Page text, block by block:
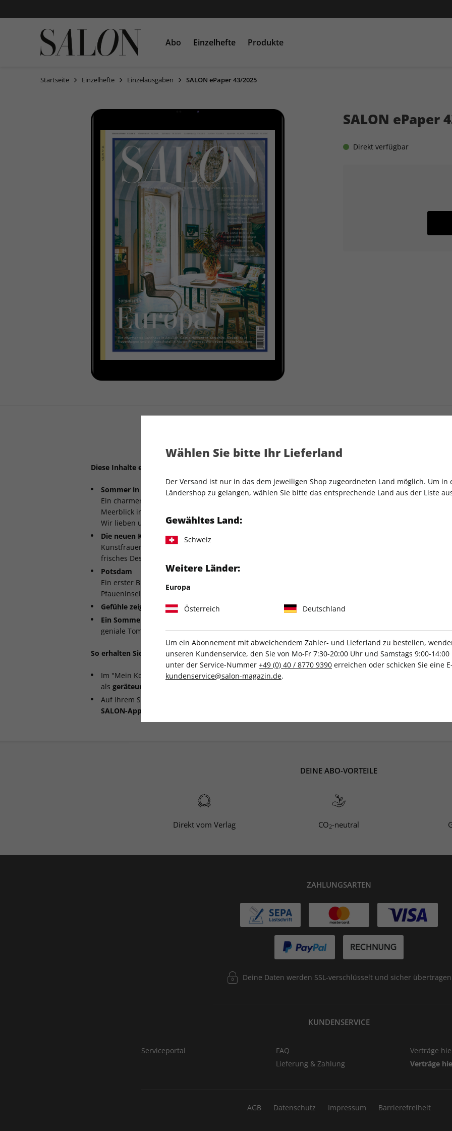
Abo Einzelhefte Produkte
Startseite Einzelhefte Einzelausgaben SALON ePaper 43/2025
SALON ePaper
Direkt verfügbar
Diese Inhalte erwarten Sie:
Sommer in Europa
Ein charmentes Lanhaus in Apulien, Castle Howard in Yorkshire,
Meerblick in Kopenhagen und ein Kunsthotel in Aix-en-Provence:
Wir lieben unsere Nachbarn
Die neuen Kreativen
Kunstfrauen aus Berlin, aufregende Galarien im Engadin und
frisches Design aus Mailand
Potsdam
Ein erster Blick in das wiedereröffnete Schloss auf der
Pfaueninsel
Gefühle zeigen -
Warum Tränen uns lebendig halten
Ein Sommertisch! -
geniale Tomatenrezepte
So erhalten Sie Zugriff auf das digitale Einzelheft:
Im "Mein Konto"-Bereich des Shops können Sie das ePaper
als geräteunabhängige PDF-Datei
Auf Ihrem Smartphone oder Tablet haben Sie Zugriff über die
SALON-App
Verkauf durch
SALON
DEINE ABO-VORTEILE
Direkt vom Verlag CO2-neutral
ZAHLUNGSARTEN
Deine Daten werden SSL-verschlüsselt und sicher übertragen
KUNDENSERVICE
Serviceportal
FAQ
Lieferung & Zahlung
Verträge
Verträge
AGB Datenschutz Impressum Barrierefreiheit
Wählen Sie bitte Ihr Lieferland
Der Versand ist nur in das dem jeweiligen Shop zugeordneten Land möglich. Um in
Ländershop zu gelangen, wählen Sie bitte das entsprechende Land aus der Liste
Gewähltes Land:
Schweiz
Weitere Länder:
Europa
Österreich Deutschland
Um ein Abonnement mit abweichendem Zahler- und Lieferland zu bestellen,
unseren Kundenservice, den Sie von Mo-Fr 7:30-20:00 Uhr und Samstags 9:00-
unter der Service-Nummer +49 (0) 40 / 8770 9390 erreichen oder schicken Sie eine
kundenservice@salon-magazin.de.